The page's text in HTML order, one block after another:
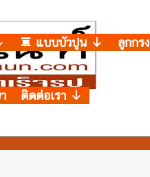
แบบบัวปูน ลูกกรง
ติดต่อเรา